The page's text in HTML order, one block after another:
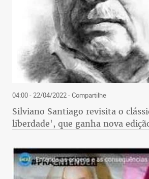
04:00 - 22/04/2022- Compartilhe
Silviano Santiago revisita o
liberdade', que ganha nova